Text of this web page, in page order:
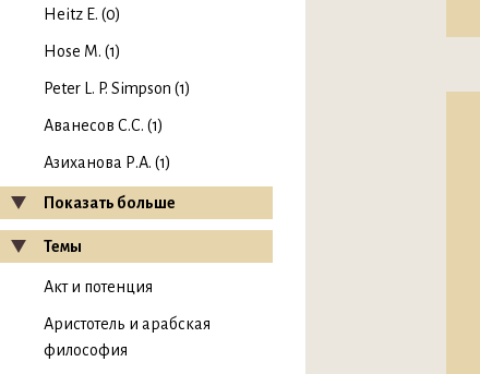
Heitz E. (0)
Hose M. (1)
Peter L. P. Simpson (1)
Аванесов С.С. (1)
Азиханова Р.А. (1)
Показать больше
Темы
Акт и потенция
Аристотель и арабская
философия